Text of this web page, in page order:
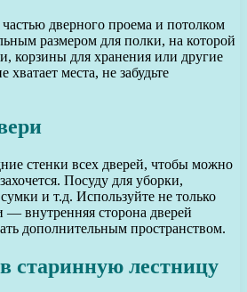
дверного проема и потолком
размером для полки, на которой
корзины для хранения или другие
места, не забудьте
стенки всех дверей, чтобы можно
Посуду для уборки,
и т.д. Используйте не только
внутренняя сторона дверей
дополнительным пространством.
старинную лестницу